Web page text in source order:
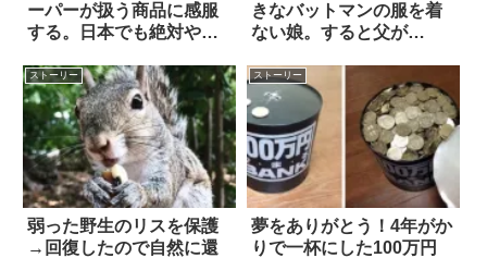
ーパーが扱う商品に感服
する。日本でも絶対やる
きなバットマンの服を着
ない娘。すると父が…
ストーリー
弱った野生のリスを保護
→回復したので自然に還
ストーリー
夢をありがとう！4年がか
りで一杯にした100万円